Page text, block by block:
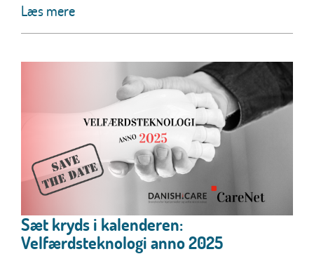
Læs mere
Sæt kryds i kalenderen:
Velfærdsteknologi anno 2025